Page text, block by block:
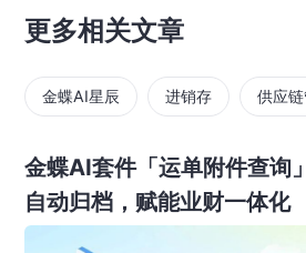
更多相关文章
金蝶AI星辰 进销存 供应
金蝶AI套件「运单附件查询
自动归档，赋能业财一体化